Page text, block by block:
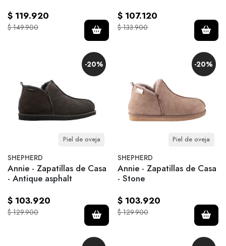
$ 119.920
$ 149.900
$ 107.120
$ 133.900
-20%
Piel de oveja
SHEPHERD
Annie - Zapatillas de Casa
- Antique asphalt
$ 103.920
$ 129.900
-20%
Piel de oveja
SHEPHERD
Annie - Zapatillas de Casa
- Stone
$ 103.920
$ 129.900